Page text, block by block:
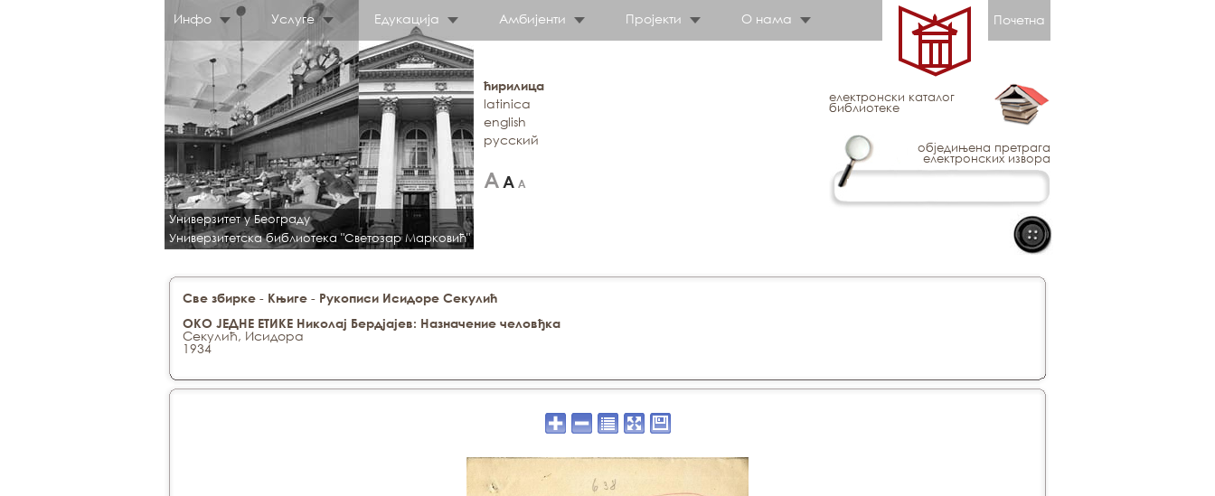
Инфо Услуге Едукација Амбијенти Пројекти О нама Почетна
Универзитет у Београду
Универзитетска библиотека "Светозар Марковић"
ћирилица
latinica
english
русский
електронски каталог
библиотеке
обједињена претрага
електронских извора
Све збирке - Књиге - Рукописи Исидоре Секулић
ОКО ЈЕДНЕ ЕТИКЕ Николај Бердјајев: Назначение человђка
Секулић, Исидора
1934